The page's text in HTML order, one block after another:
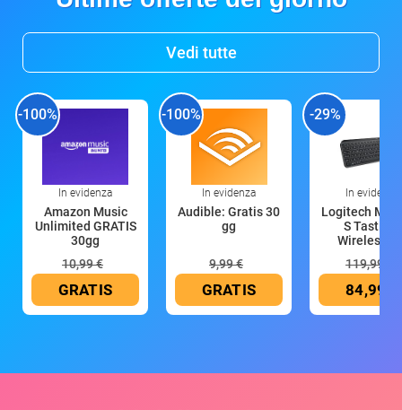
Vedi tutte
-100%
In evidenza
Amazon Music
Unlimited GRATIS
30gg
10,99 €
GRATIS
-100%
In evidenza
Audible: Gratis 30
gg
9,99 €
GRATIS
-29%
In evidenza
Logitech MX
S Tastiera
Wireless
119,99 €
84,99 €